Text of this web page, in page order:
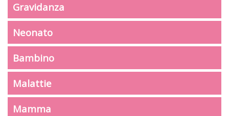
Gravidanza
Neonato
Bambino
Malattie
Mamma